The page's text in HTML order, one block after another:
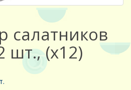
салатников
шт., (х12)